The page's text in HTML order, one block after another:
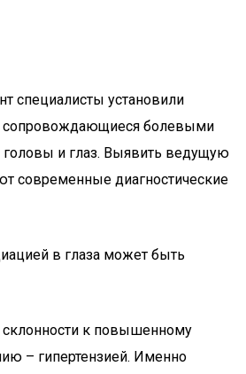
специалисты установили
сопровождающиеся болевыми
и глаз. Выявить ведущую
современные диагностические
в глаза может быть
склонности к повышенному
– гипертензией. Именно